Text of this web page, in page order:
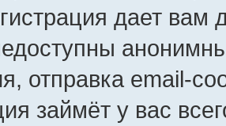
дает вам
отправка email-
займёт у вас